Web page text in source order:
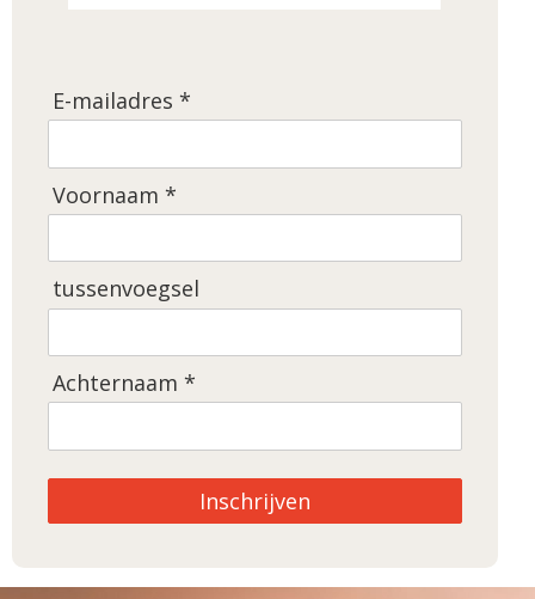
E-mailadres *
Voornaam *
tussenvoegsel
Achternaam *
Inschrijven